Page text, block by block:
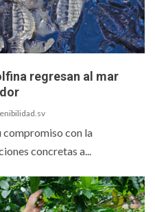
regresan al mar
compromiso con la
concretas a...